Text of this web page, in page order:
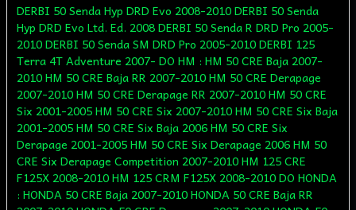
DERBI 50 Senda Hyp DRD Evo 2008-2010 DERBI 50 Senda
Hyp DRD Evo Ltd. Ed. 2008 DERBI 50 Senda R DRD Pro 2005-
2010 DERBI 50 Senda SM DRD Pro 2005-2010 DERBI 125
Terra 4T Adventure 2007- DO HM : HM 50 CRE Baja 2007-
2010 HM 50 CRE Baja RR 2007-2010 HM 50 CRE Derapage
2007-2010 HM 50 CRE Derapage RR 2007-2010 HM 50 CRE
Six 2001-2005 HM 50 CRE Six 2007-2010 HM 50 CRE Six Baja
2001-2005 HM 50 CRE Six Baja 2006 HM 50 CRE Six
Derapage 2001-2005 HM 50 CRE Six Derapage 2006 HM 50
CRE Six Derapage Competition 2007-2010 HM 125 CRE
F125X 2008-2010 HM 125 CRM F125X 2008-2010 DO HONDA
: HONDA 50 CRE Baja 2007-2010 HONDA 50 CRE Baja RR